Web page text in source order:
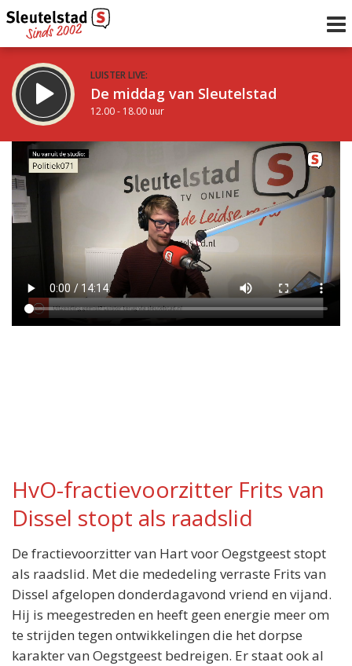
LUISTER LIVE:
De middag van Sleutelstad
12.00 - 18.00 uur
STRAKS:
De vrijdagavond met Keanu
18.00 - 19.00 uur
Vorig uur
uur 1 van 0 Volgend uur
HvO-fractievoorzitter Frits van
Dissel stopt als raadslid
De fractievoorzitter van Hart voor Oegstgeest stopt
als raadslid. Met die mededeling verraste Frits van
Dissel afgelopen donderdagavond vriend en vijand.
Hij is meegestreden en heeft geen energie meer om
te strijden tegen ontwikkelingen die het dorpse
karakter van Oegstgeest bedreigen. Er staat ook al